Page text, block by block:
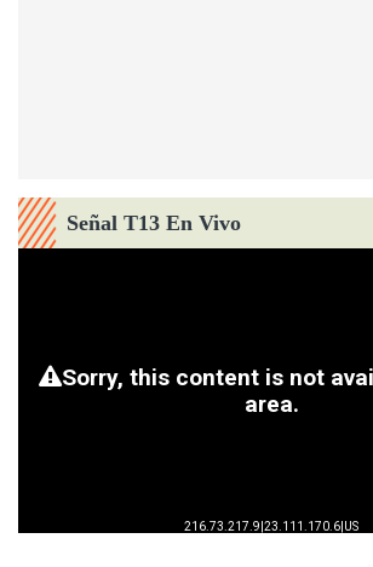
Señal T13 En Vivo